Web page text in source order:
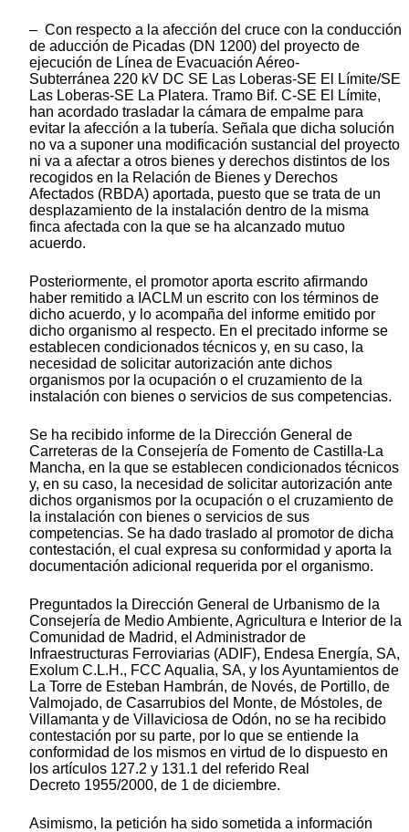
– Con respecto a la afección del cruce con la conducción
de aducción de Picadas (DN 1200) del proyecto de
ejecución de Línea de Evacuación Aéreo-
Subterránea 220 kV DC SE Las Loberas-SE El Límite/SE
Las Loberas-SE La Platera. Tramo Bif. C-SE El Límite,
han acordado trasladar la cámara de empalme para
evitar la afección a la tubería. Señala que dicha solución
no va a suponer una modificación sustancial del proyecto
ni va a afectar a otros bienes y derechos distintos de los
recogidos en la Relación de Bienes y Derechos
Afectados (RBDA) aportada, puesto que se trata de un
desplazamiento de la instalación dentro de la misma
finca afectada con la que se ha alcanzado mutuo
acuerdo.
Posteriormente, el promotor aporta escrito afirmando
haber remitido a IACLM un escrito con los términos de
dicho acuerdo, y lo acompaña del informe emitido por
dicho organismo al respecto. En el precitado informe se
establecen condicionados técnicos y, en su caso, la
necesidad de solicitar autorización ante dichos
organismos por la ocupación o el cruzamiento de la
instalación con bienes o servicios de sus competencias.
Se ha recibido informe de la Dirección General de
Carreteras de la Consejería de Fomento de Castilla-La
Mancha, en la que se establecen condicionados técnicos
y, en su caso, la necesidad de solicitar autorización ante
dichos organismos por la ocupación o el cruzamiento de
la instalación con bienes o servicios de sus
competencias. Se ha dado traslado al promotor de dicha
contestación, el cual expresa su conformidad y aporta la
documentación adicional requerida por el organismo.
Preguntados la Dirección General de Urbanismo de la
Consejería de Medio Ambiente, Agricultura e Interior de la
Comunidad de Madrid, el Administrador de
Infraestructuras Ferroviarias (ADIF), Endesa Energía, SA,
Exolum C.L.H., FCC Aqualia, SA, y los Ayuntamientos de
La Torre de Esteban Hambrán, de Novés, de Portillo, de
Valmojado, de Casarrubios del Monte, de Móstoles, de
Villamanta y de Villaviciosa de Odón, no se ha recibido
contestación por su parte, por lo que se entiende la
conformidad de los mismos en virtud de lo dispuesto en
los artículos 127.2 y 131.1 del referido Real
Decreto 1955/2000, de 1 de diciembre.
Asimismo, la petición ha sido sometida a información